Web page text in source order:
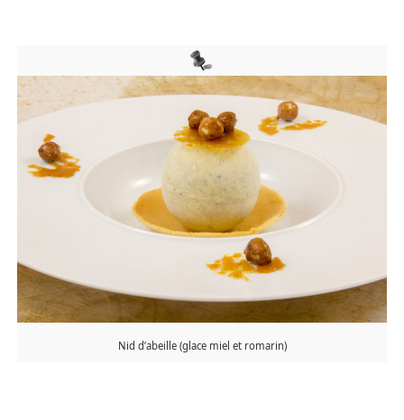
Nid d’abeille (glace miel et romarin)